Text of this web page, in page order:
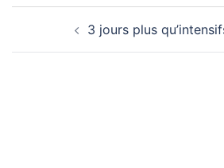
d’article 3 jours plus